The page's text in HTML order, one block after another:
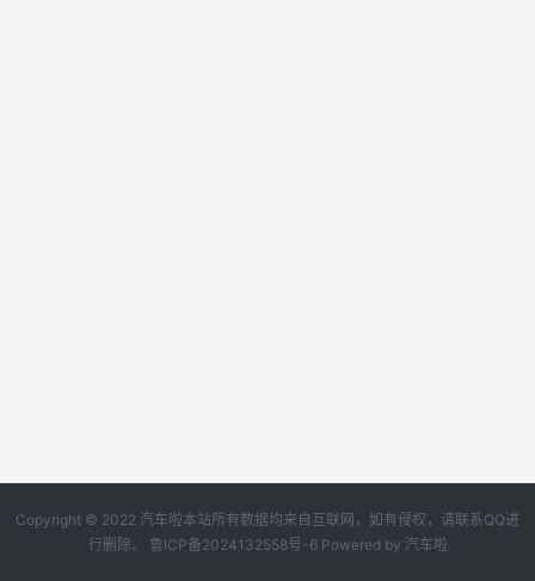
Copyright © 2022 汽车啦本站所有数据均来自互联网，如有侵权，请联系QQ进
行删除。 鲁ICP备2024132558号-6Powered by 汽车啦